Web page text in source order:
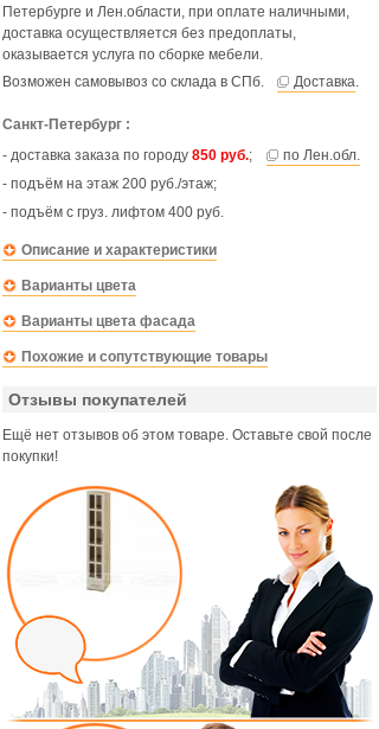
Петербурге и Лен.области, при оплате наличными,
доставка осуществляется без предоплаты,
оказывается услуга по сборке мебели.
Возможен самовывоз со склада в СПб.
Доставка.
Санкт-Петербург :
- доставка заказа по городу 850 руб.;
по Лен.обл.
- подъём на этаж 200 руб./этаж;
- подъём с груз. лифтом 400 руб.
Описание и характеристики
Варианты цвета
Варианты цвета фасада
Похожие и сопутствующие товары
Отзывы покупателей
Ещё нет отзывов об этом товаре. Оставьте свой после
покупки!